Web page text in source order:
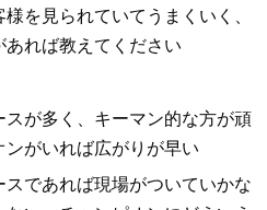
を見られていてうまくいく、
れば教えてください
が多く、キーマン的な方が頑
がいれば広がりが早い
スであれば現場がついていかな